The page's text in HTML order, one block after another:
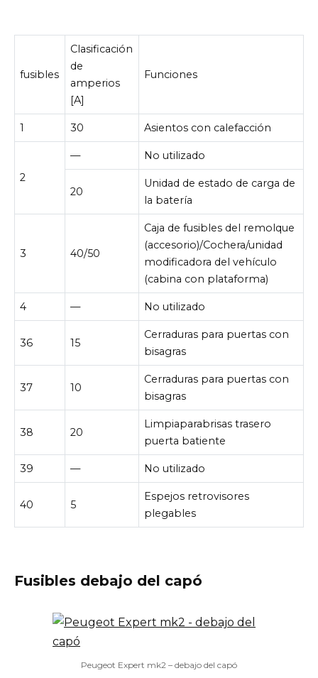
fusibles
Clasificación
de
amperios
[A]
Funciones
1 30 Asientos con calefacción
2
— No utilizado
20
Unidad de estado de carga de
la batería
3 40/50
Caja de fusibles del remolque
(accesorio)/Cochera/unidad
modificadora del vehículo
(cabina con plataforma)
4 — No utilizado
36 15
Cerraduras para puertas con
bisagras
37 10
Cerraduras para puertas con
bisagras
38 20
Limpiaparabrisas trasero
puerta batiente
39 — No utilizado
40 5
Espejos retrovisores
plegables
Fusibles debajo del capó
Peugeot Expert mk2 – debajo del capó